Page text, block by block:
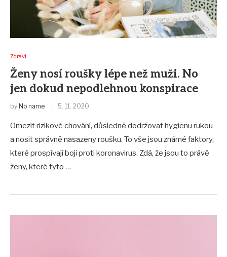
Zdraví
Ženy nosí roušky lépe než muži. No
jen dokud nepodlehnou konspirace
by No name 5. 11. 2020
Omezit rizikové chování, důsledně dodržovat hygienu rukou
a nosit správně nasazeny roušku. To vše jsou známé faktory,
které prospívají boji proti koronavirus. Zdá, že jsou to právě
ženy, které tyto …